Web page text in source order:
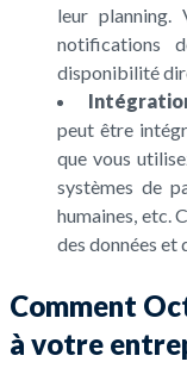
leur planning.
notifications
disponibilité
peut être
que vous
systèmes de
humaines, etc.
des données
Comment
à votre